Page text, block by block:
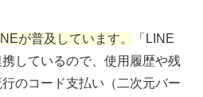
が普及しています。
「LINE
しているので、使用履歴や残
のコード支払い（二次元バー